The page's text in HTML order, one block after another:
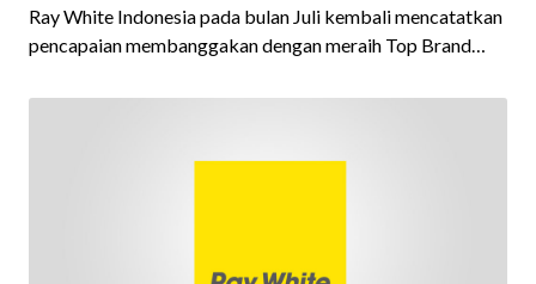
Ray White Indonesia pada bulan Juli kembali mencatatkan
pencapaian membanggakan dengan meraih Top Brand
ini menjadi semakin istimewa karena Ray White Indonesia
tahun berturut-turut, sebuah bukti nyata atas konsistensi,